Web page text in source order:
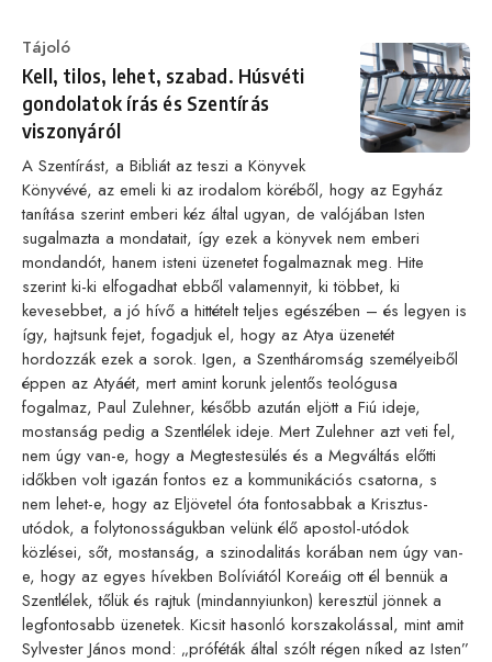
Category
Tájoló
Kell, tilos, lehet, szabad. Húsvéti
gondolatok írás és Szentírás
viszonyáról
A Szentírást, a Bibliát az teszi a Könyvek
Könyvévé, az emeli ki az irodalom köréből, hogy az Egyház
tanítása szerint emberi kéz által ugyan, de valójában Isten
sugalmazta a mondatait, így ezek a könyvek nem emberi
mondandót, hanem isteni üzenetet fogalmaznak meg. Hite
szerint ki-ki elfogadhat ebből valamennyit, ki többet, ki
kevesebbet, a jó hívő a hittételt teljes egészében – és legyen is
így, hajtsunk fejet, fogadjuk el, hogy az Atya üzenetét
hordozzák ezek a sorok. Igen, a Szentháromság személyeiből
éppen az Atyáét, mert amint korunk jelentős teológusa
fogalmaz, Paul Zulehner, később azután eljött a Fiú ideje,
mostanság pedig a Szentlélek ideje. Mert Zulehner azt veti fel,
nem úgy van-e, hogy a Megtestesülés és a Megváltás előtti
időkben volt igazán fontos ez a kommunikációs csatorna, s
nem lehet-e, hogy az Eljövetel óta fontosabbak a Krisztus-
utódok, a folytonosságukban velünk élő apostol-utódok
közlései, sőt, mostanság, a szinodalitás korában nem úgy van-
e, hogy az egyes hívekben Bolíviától Koreáig ott él bennük a
Szentlélek, tőlük és rajtuk (mindannyiunkon) keresztül jönnek a
legfontosabb üzenetek. Kicsit hasonló korszakolással, mint amit
Sylvester János mond: „próféták által szólt régen níked az Isten”